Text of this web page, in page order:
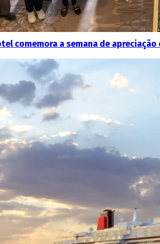
comemora a semana de apreciação